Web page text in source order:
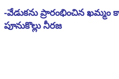
-వేడుకను ప్రారంభించిన
పూనుకొల్లు నీరజ